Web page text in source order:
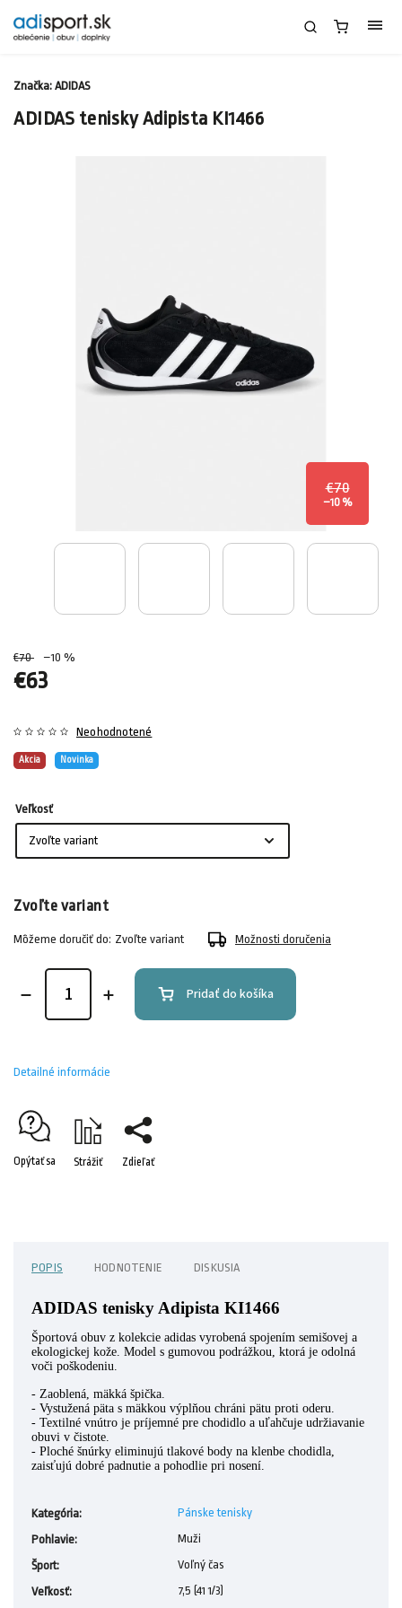
ADIDAS tenisky Adipista KI1466
€70
–10 %
€70 –10 %
€63
Akcia Novinka
Neohodnotené
Značka: ADIDAS
Veľkosť
Zvoľte variant
Môžeme doručiť do: Zvoľte variant Možnosti doručenia
Pridať do košíka
Detailné informácie
Opýtať sa Strážiť Zdieľať
POPIS HODNOTENIE DISKUSIA
ADIDAS tenisky Adipista KI1466
Športová obuv z kolekcie adidas vyrobená spojením semišovej a
ekologickej kože. Model s gumovou podrážkou, ktorá je odolná
voči poškodeniu.
- Zaoblená, mäkká špička.
- Vystužená päta s mäkkou výplňou chráni pätu proti oderu.
- Textilné vnútro je príjemné pre chodidlo a uľahčuje udržiavanie
obuvi v čistote.
- Ploché šnúrky eliminujú tlakové body na klenbe chodidla,
zaisťujú dobré padnutie a pohodlie pri nosení.
Kategória:
Pánske tenisky
Pohlavie:
Muži
Šport:
Voľný čas
Veľkosť: 7,5 (41 1/3)